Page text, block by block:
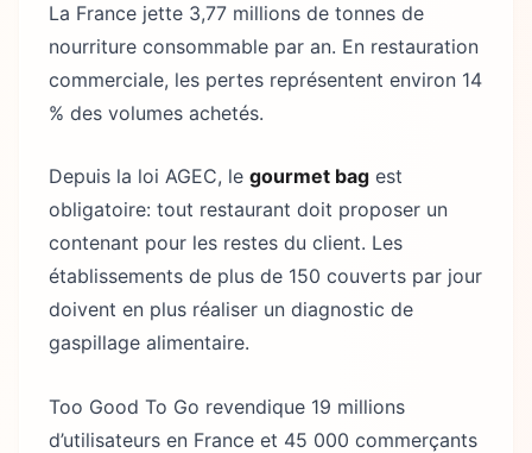
La France jette 3,77 millions de tonnes de
nourriture consommable par an. En restauration
commerciale, les pertes représentent environ 14
% des volumes achetés.
Depuis la loi AGEC, le gourmet bag est
obligatoire: tout restaurant doit proposer un
contenant pour les restes du client. Les
établissements de plus de 150 couverts par jour
doivent en plus réaliser un diagnostic de
gaspillage alimentaire.
Too Good To Go revendique 19 millions
d’utilisateurs en France et 45 000 commerçants